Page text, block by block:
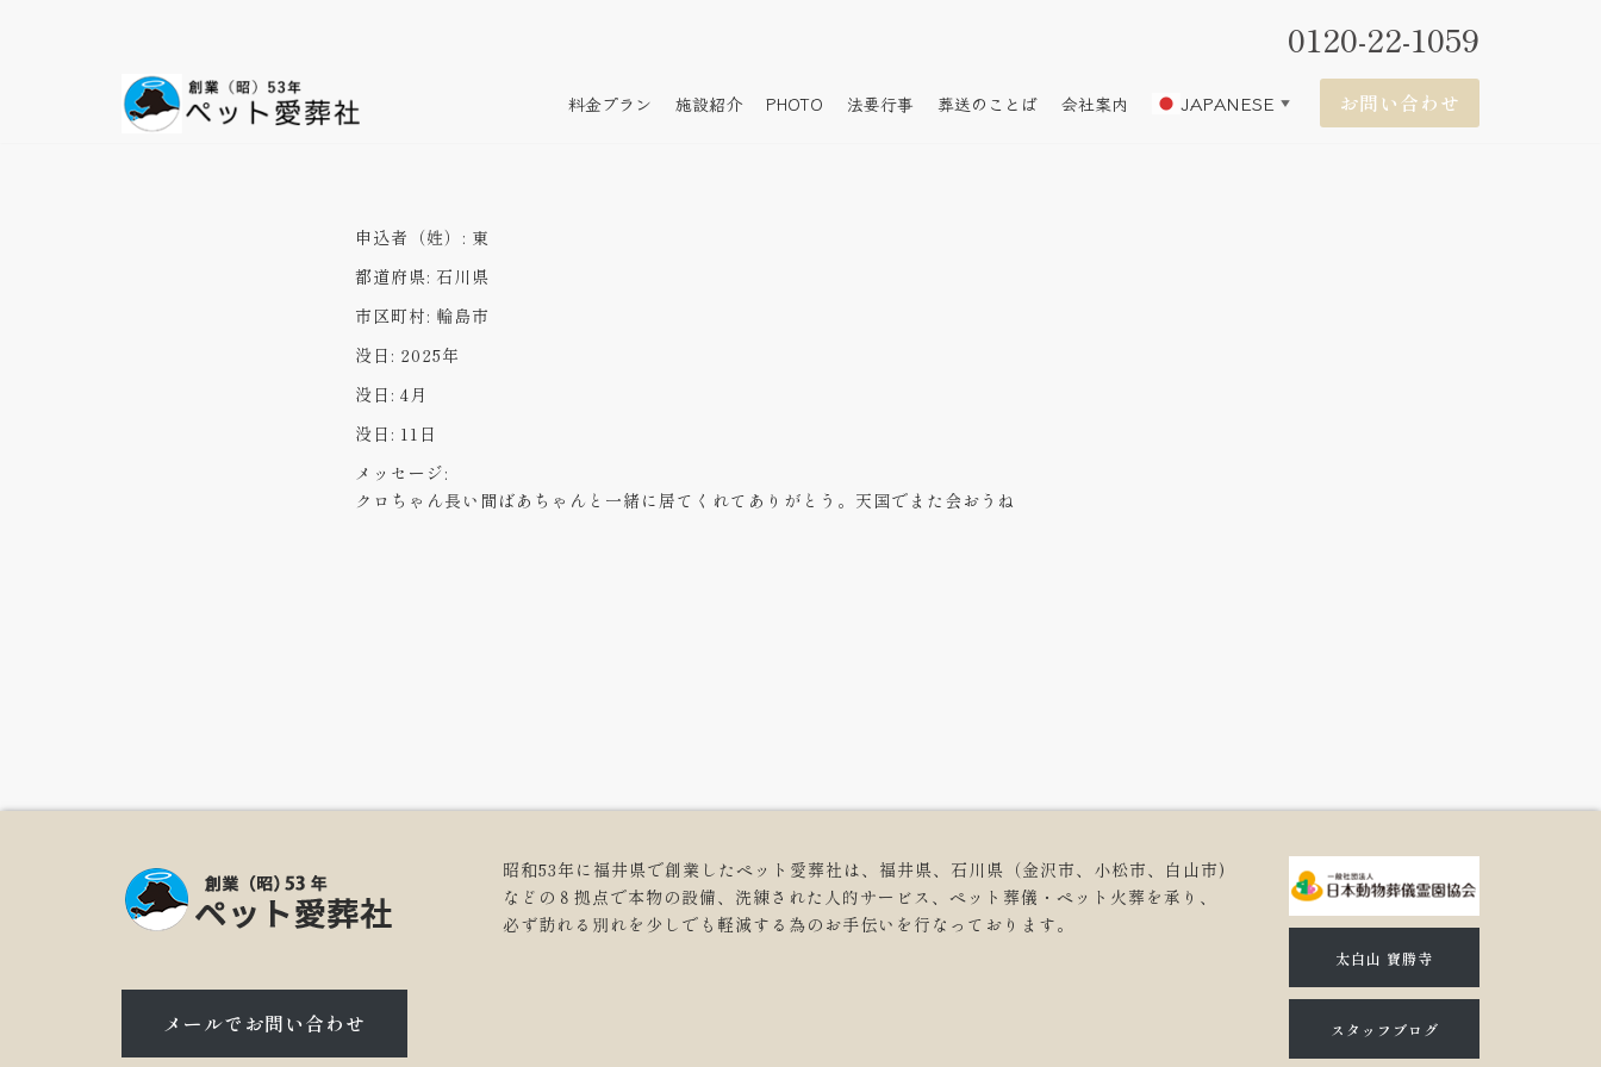
0120-22-1059
料金プラン 施設紹介 PHOTO 法要行事 葬送のことば 会社案内 JAPANESE ▼ お問い合わせ
申込者（姓）: 東
都道府県: 石川県
市区町村: 輪島市
没日: 2025年
没日: 4月
没日: 11日
メッセージ:
クロちゃん長い間ばあちゃんと一緒に居てくれてありがとう。天国でまた会おうね
メールでお問い合わせ
昭和53年に福井県で創業したペット愛葬社は、福井県、石川県（金沢市、小松市、白山市)
などの８拠点で本物の設備、洗練された人的サービス、ペット葬儀・ペット火葬を承り、
必ず訪れる別れを少しでも軽減する為のお手伝いを行なっております。
太白山 寶勝寺
スタッフブログ